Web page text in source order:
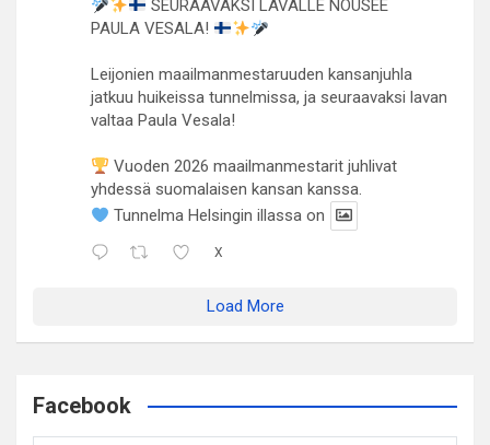
SEURAAVAKSI LAVALLE NOUSEE
PAULA VESALA!
Leijonien maailmanmestaruuden kansanjuhla
jatkuu huikeissa tunnelmissa, ja seuraavaksi lavan
valtaa Paula Vesala!
Vuoden 2026 maailmanmestarit juhlivat
yhdessä suomalaisen kansan kanssa.
Tunnelma Helsingin illassa on
X
Load More
Facebook